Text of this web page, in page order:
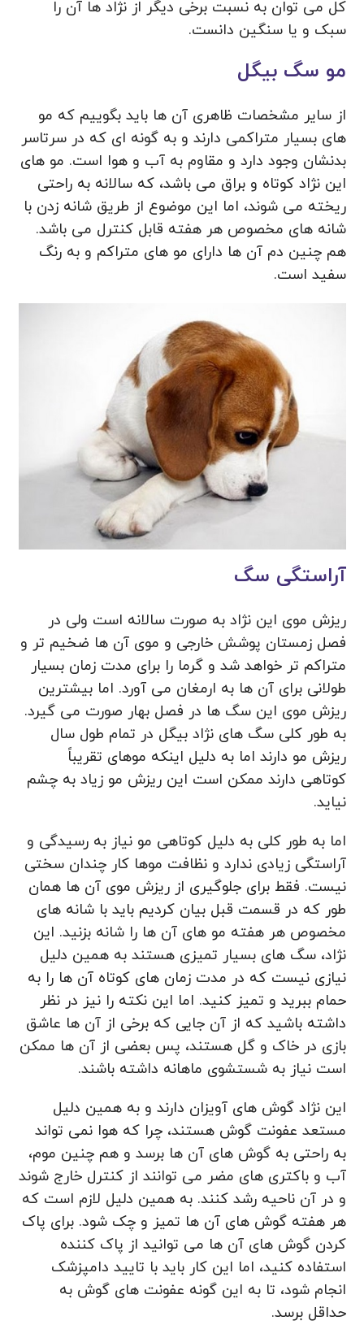
کل می توان به نسبت برخی دیگر از نژاد ها آن را
سبک و یا سنگین دانست.
مو سگ بیگل
از سایر مشخصات ظاهری آن ها باید بگوییم که مو
های بسیار متراکمی دارند و به گونه ای که در سرتاسر
بدنشان وجود دارد و مقاوم به آب و هوا است. مو های
این نژاد کوتاه و براق می باشد، که سالانه به راحتی
ریخته می شوند، اما این موضوع از طریق شانه زدن با
شانه های مخصوص هر هفته قابل کنترل می باشد.
هم چنین دم آن ها دارای مو های متراکم و به رنگ
سفید است.
آراستگی سگ
ریزش موی این نژاد به صورت سالانه است ولی در
فصل زمستان پوشش خارجی و موی آن ها ضخیم تر و
متراکم تر خواهد شد و گرما را برای مدت زمان بسیار
طولانی برای آن ها به ارمغان می آورد. اما بیشترین
ریزش موی این سگ ‌ها در فصل بهار صورت می ‌گیرد.
به طور کلی سگ‌ های نژاد بیگل در تمام طول سال
ریزش مو دارند اما به دلیل اینکه موهای تقریباً
کوتاهی دارند ممکن است این ریزش مو زیاد به چشم
نیاید.
اما به طور کلی به دلیل کوتاهی مو نیاز به رسیدگی و
آراستگی زیادی ندارد و نظافت موها کار چندان سختی
نیست. فقط برای جلوگیری از ریزش موی آن ها همان
طور که در قسمت قبل بیان کردیم باید با شانه های
مخصوص هر هفته مو های آن ها را شانه بزنید. این
نژاد، سگ های بسیار تمیزی هستند به همین دلیل
نیازی نیست که در مدت زمان های کوتاه آن ها را به
حمام ببرید و تمیز کنید. اما این نکته را نیز در نظر
داشته باشید که از آن جایی که برخی از آن ها عاشق
بازی در خاک و گل هستند، پس بعضی از آن ها ممکن
است نیاز به شستشوی ماهانه داشته باشند.
این نژاد گوش های آویزان دارند و به همین دلیل
مستعد عفونت گوش هستند، چرا که هوا نمی تواند
به راحتی به گوش های آن ها برسد و هم چنین موم،
آب و باکتری های مضر می توانند از کنترل خارج شوند
و در آن ناحیه رشد کنند. به همین دلیل لازم است که
هر هفته گوش های آن ها تمیز و چک شود. برای پاک
کردن گوش های آن ها می توانید از پاک کننده
استفاده کنید، اما این کار باید با تایید دامپزشک
انجام شود، تا به این گونه عفونت های گوش به
حداقل برسد.